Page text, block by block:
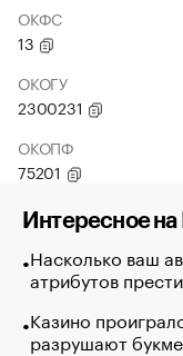
ОКФС
13
ОКОГУ
2300231
ОКОПФ
75201
Интересное
Насколько ваш
атрибутов
Казино
разрушают